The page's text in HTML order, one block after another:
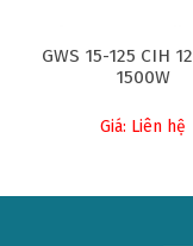
GWS 15-125 CIH
1500W
Giá: Liên hệ